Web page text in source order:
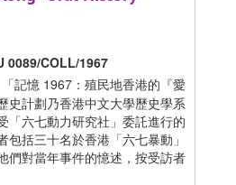
0089/COLL/1967
「記憶 1967：殖民地香港的『愛
史計劃乃香港中文大學歷史學系
「六七動力研究社」委託進行的
包括三十名於香港「六七暴動」
們對當年事件的憶述，按受訪者